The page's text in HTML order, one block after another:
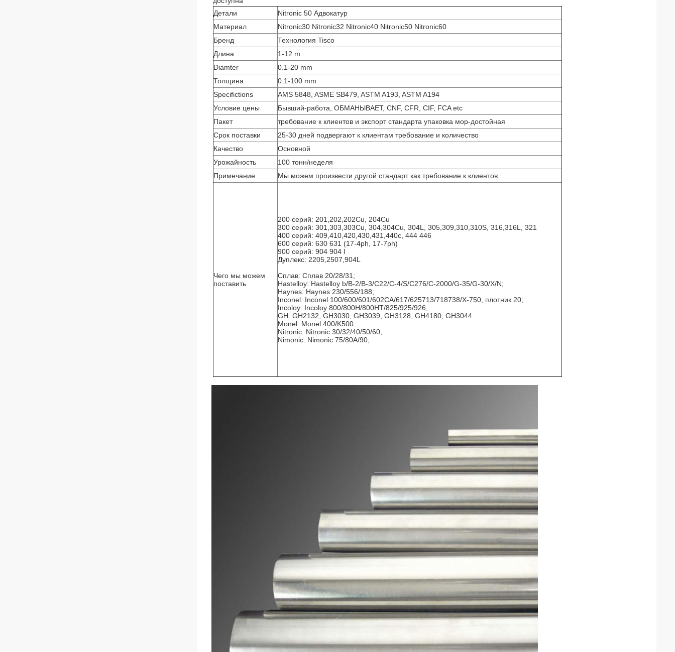
Детали
Nitronic 50 Адвокатур
Материал
Nitronic30 Nitronic32 Nitronic40 Nitronic50 Nitronic60
Бренд
Технология Tisco
Длина
1-12 m
Diamter
0.1-20 mm
Толщина
0.1-100 mm
Specifictions
AMS 5848, ASME SB479, ASTM A193, ASTM A194
Условие цены
Бывший-работа, ОБМАНЫВАЕТ, CNF, CFR, CIF, FCA etc
Пакет
требование к клиентов и экспорт стандарта упаковка мор-достойная
Срок поставки
25-30 дней подвергают к клиентам требование и количество
Качество
Основной
Урожайность
100 тонн/неделя
Примечание
Мы можем произвести другой стандарт как требование к клиентов
Чего мы можем
поставить
200 серий: 201,202,202Cu, 204Cu
300 серий: 301,303,303Cu, 304,304Cu, 304L, 305,309,310,310S, 316,316L, 321
400 серий: 409,410,420,430,431,440c, 444 446
600 серий: 630 631 (17-4ph, 17-7ph)
900 серий: 904 904 l
Дуплекс: 2205,2507,904L
Сплав: Сплав 20/28/31;
Hastelloy: Hastelloy b/B-2/B-3/C22/C-4/S/C276/C-2000/G-35/G-30/X/N;
Haynes: Haynes 230/556/188;
Inconel: Inconel 100/600/601/602CA/617/625713/718738/X-750, плотник 20;
Incoloy: Incoloy 800/800H/800HT/825/925/926;
GH: GH2132, GH3030, GH3039, GH3128, GH4180, GH3044
Monel: Monel 400/K500
Nitronic: Nitronic 30/32/40/50/60;
Nimonic: Nimonic 75/80A/90;